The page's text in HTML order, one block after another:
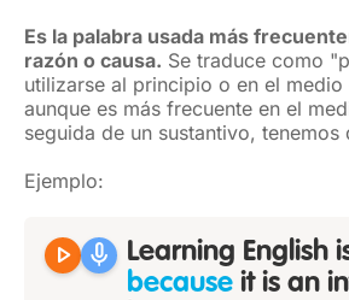
Es la palabra usada más
razón o causa. Se traduce como
utilizarse al principio o en el medio
aunque es más frecuente en el
seguida de un sustantivo, tenemos
Ejemplo:
play_arrow mic Learning English
because it is an